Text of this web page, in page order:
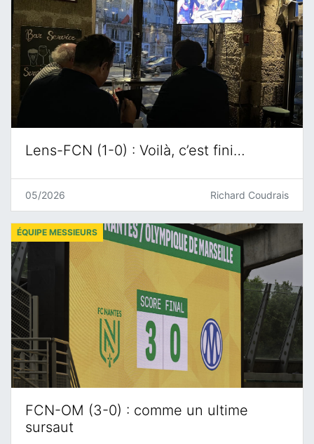
Lens-FCN (1-0) : Voilà, c’est fini…
05/2026 Richard Coudrais
FCN-OM (3-0) : comme un ultime
sursaut
ÉQUIPE MESSIEURS